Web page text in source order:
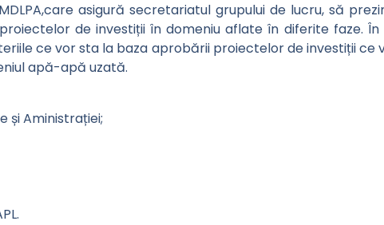
asigură secretariatul grupului de lucru, să
de investiții în domeniu aflate în diferite faze.
ce vor sta la baza aprobării proiectelor de investiții ce
apă-apă uzată.
și Aministrației;